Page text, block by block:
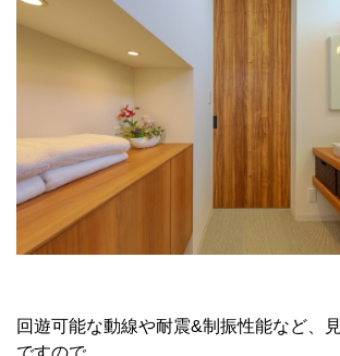
回遊可能な動線や耐震&制振性能など、